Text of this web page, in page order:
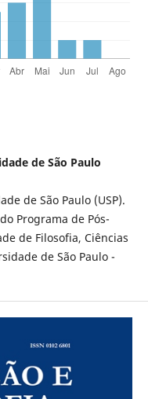
de São Paulo
de São Paulo (USP).
Programa de Pós-
de Filosofia, Ciências
de São Paulo -